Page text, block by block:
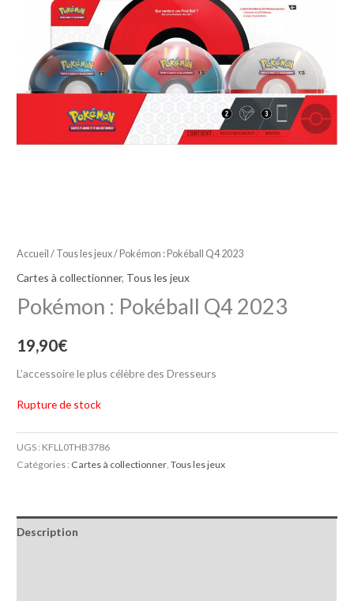
Accueil / Tous les jeux/ Pokémon : Pokéball Q4 2023
Cartes à collectionner, Tous les jeux
Pokémon : Pokéball Q4 2023
19,90€
L’accessoire le plus célèbre des Dresseurs
Rupture de stock
UGS : KFLL0THB3786
Catégories : Cartes à collectionner ,Tous les jeux
Description